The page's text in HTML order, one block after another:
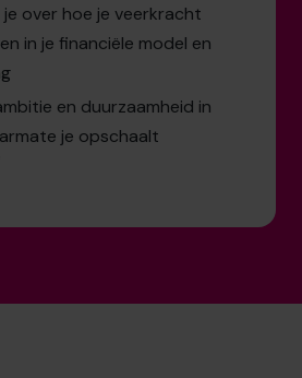
je over hoe je veerkracht
in je financiële model en
en duurzaamheid in
je opschaalt